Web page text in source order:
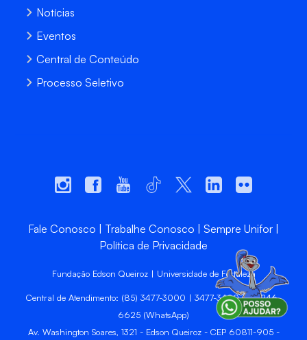
Notícias
Eventos
Central de Conteúdo
Processo Seletivo
Fale Conosco Trabalhe Conosco
Sempre Unifor
Política de Privacidade
Fundação Edson Queiroz | Universidade de Fortaleza
Central de Atendimento: (85) 3477-3000 | 3477-3400 | 99246-
6625 (WhatsApp)
Av. Washington Soares, 1321 - Edson Queiroz - CEP 60811-905 -